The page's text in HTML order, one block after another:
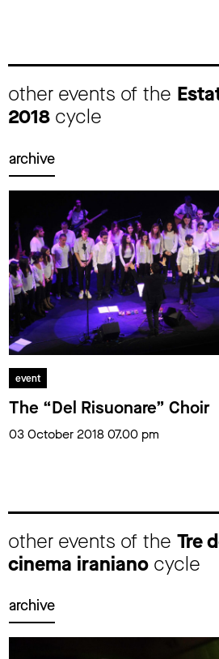
other events of the
2018 cycle
archive
event
The “Del Risuonare” Choir
03 October 2018 07.00 pm
other events of the Tre
cinema iraniano cycle
archive